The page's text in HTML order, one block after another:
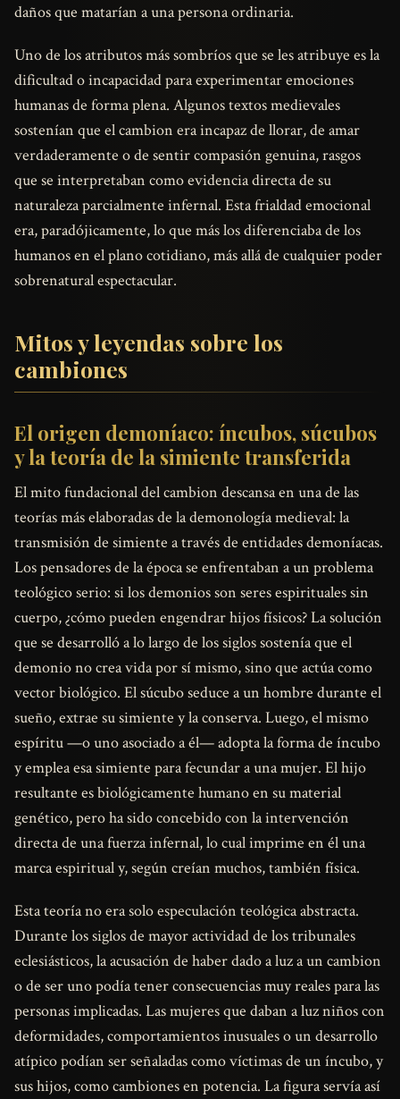
daños que matarían a una persona ordinaria.
Uno de los atributos más sombríos que se les atribuye es la
dificultad o incapacidad para experimentar emociones
humanas de forma plena. Algunos textos medievales
sostenían que el cambion era incapaz de llorar, de amar
verdaderamente o de sentir compasión genuina, rasgos
que se interpretaban como evidencia directa de su
naturaleza parcialmente infernal. Esta frialdad emocional
era, paradójicamente, lo que más los diferenciaba de los
humanos en el plano cotidiano, más allá de cualquier poder
sobrenatural espectacular.
Mitos y leyendas sobre los
cambiones
El origen demoníaco: íncubos, súcubos
y la teoría de la simiente transferida
El mito fundacional del cambion descansa en una de las
teorías más elaboradas de la demonología medieval: la
transmisión de simiente a través de entidades demoníacas.
Los pensadores de la época se enfrentaban a un problema
teológico serio: si los demonios son seres espirituales sin
cuerpo, ¿cómo pueden engendrar hijos físicos? La solución
que se desarrolló a lo largo de los siglos sostenía que el
demonio no crea vida por sí mismo, sino que actúa como
vector biológico. El súcubo seduce a un hombre durante el
sueño, extrae su simiente y la conserva. Luego, el mismo
espíritu —o uno asociado a él— adopta la forma de íncubo
y emplea esa simiente para fecundar a una mujer. El hijo
resultante es biológicamente humano en su material
genético, pero ha sido concebido con la intervención
directa de una fuerza infernal, lo cual imprime en él una
marca espiritual y, según creían muchos, también física.
Esta teoría no era solo especulación teológica abstracta.
Durante los siglos de mayor actividad de los tribunales
eclesiásticos, la acusación de haber dado a luz a un cambion
o de ser uno podía tener consecuencias muy reales para las
personas implicadas. Las mujeres que daban a luz niños con
deformidades, comportamientos inusuales o un desarrollo
atípico podían ser señaladas como víctimas de un íncubo, y
sus hijos, como cambiones en potencia. La figura servía así